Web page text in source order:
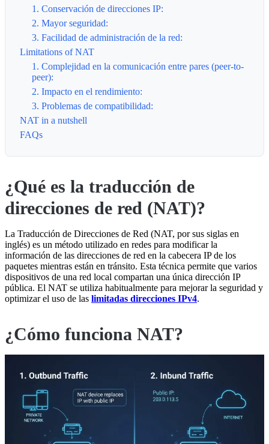
1. Conservación de direcciones IP:
2. Mayor seguridad:
3. Facilidad de administración de la red:
Limitations of NAT
1. Complejidad en la comunicación entre pares (peer-to-
peer):
2. Impacto en el rendimiento:
3. Problemas de compatibilidad:
NAT in a nutshell
FAQs
¿Qué es la traducción de
direcciones de red (NAT)?
La Traducción de Direcciones de Red (NAT, por sus siglas en
inglés) es un método utilizado en redes para modificar la
información de las direcciones de red en la cabecera IP de los
paquetes mientras están en tránsito. Esta técnica permite que varios
dispositivos de una red local compartan una única dirección IP
pública. El NAT se utiliza habitualmente para mejorar la seguridad y
optimizar el uso de las limitadas direcciones IPv4.
¿Cómo funciona NAT?